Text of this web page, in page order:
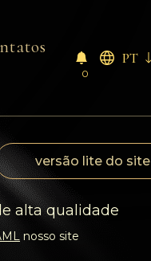
0
PT
versão lite do site
alta qualidade
nosso site